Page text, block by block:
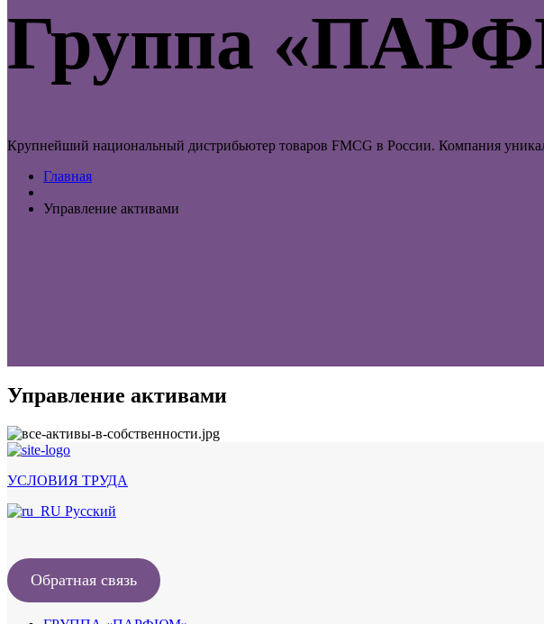
Группа
Крупнейший национальный дистрибьютер товаров FMCG в России. Компания
Главная
Управление активами
Управление активами
УСЛОВИЯ ТРУДА
Русский
Обратная связь